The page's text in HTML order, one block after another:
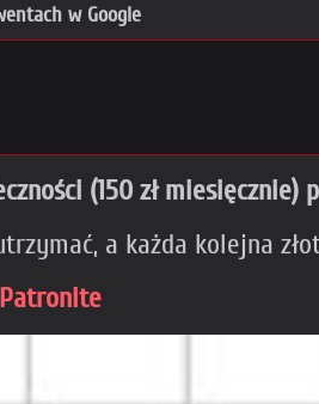
w Google
(150 zł
a każda kolejna